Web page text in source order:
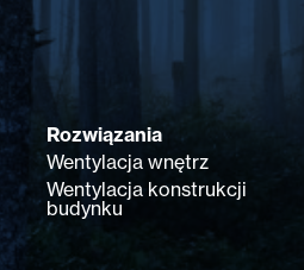
Rozwiązania
Wentylacja wnętrz
Wentylacja konstrukcji
budynku